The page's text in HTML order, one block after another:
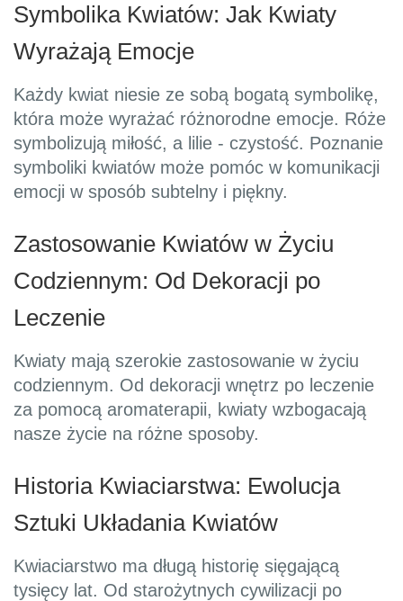
Symbolika Kwiatów: Jak Kwiaty
Wyrażają Emocje
Każdy kwiat niesie ze sobą bogatą symbolikę,
która może wyrażać różnorodne emocje. Róże
symbolizują miłość, a lilie - czystość. Poznanie
symboliki kwiatów może pomóc w komunikacji
emocji w sposób subtelny i piękny.
Zastosowanie Kwiatów w Życiu
Codziennym: Od Dekoracji po
Leczenie
Kwiaty mają szerokie zastosowanie w życiu
codziennym. Od dekoracji wnętrz po leczenie
za pomocą aromaterapii, kwiaty wzbogacają
nasze życie na różne sposoby.
Historia Kwiaciarstwa: Ewolucja
Sztuki Układania Kwiatów
Kwiaciarstwo ma długą historię sięgającą
tysięcy lat. Od starożytnych cywilizacji po